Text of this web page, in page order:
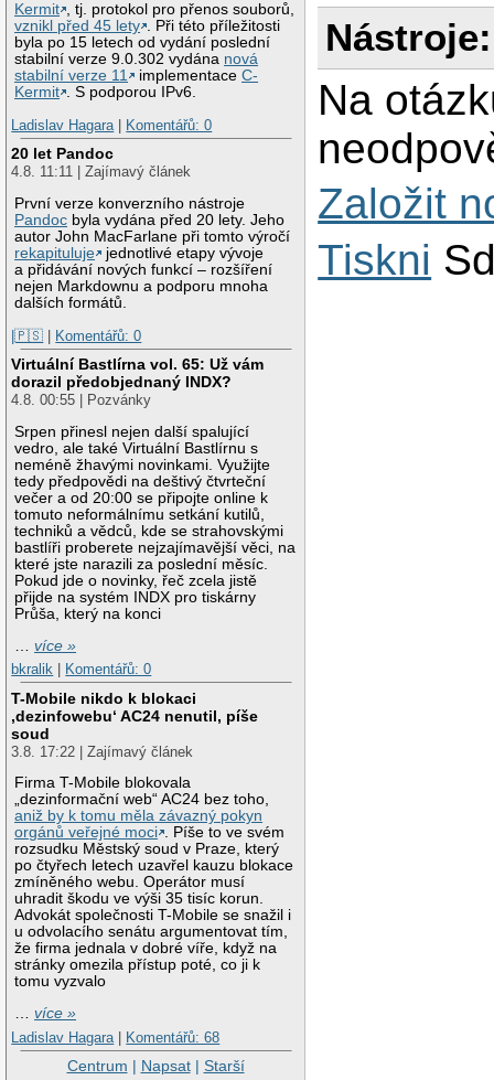
Kermit , tj. protokol pro přenos souborů,
vznikl před 45 lety . Při této příležitosti
byla po 15 letech od vydání poslední
stabilní verze 9.0.302 vydána nová
stabilní verze 11
implementaceC-
Kermit . S podporou IPv6.
Ladislav Hagara | Komentářů: 0
20 let Pandoc
4.8. 11:11 | Zajímavý článek
První verze konverzního nástroje
Pandoc byla vydána před 20 lety. Jeho
autor John MacFarlane při tomto výročí
rekapituluje
jednotlivé etapy vývoje
a přidávání nových funkcí – rozšíření
nejen Markdownu a podporu mnoha
dalších formátů.
|🇵🇸 | Komentářů: 0
Virtuální Bastlírna vol. 65: Už vám
dorazil předobjednaný INDX?
4.8. 00:55 | Pozvánky
Srpen přinesl nejen další spalující
vedro, ale také Virtuální Bastlírnu s
neméně žhavými novinkami. Využijte
tedy předpovědi na deštivý čtvrteční
večer a od 20:00 se připojte online k
tomuto neformálnímu setkání kutilů,
techniků a vědců, kde se strahovskými
bastlíři proberete nejzajímavější věci, na
které jste narazili za poslední měsíc.
Pokud jde o novinky, řeč zcela jistě
přijde na systém INDX pro tiskárny
Průša, který na konci
…více »
bkralik
Komentářů: 0
T-Mobile nikdo k blokaci
‚dezinfowebu‘ AC24 nenutil, píše
soud
3.8. 17:22 | Zajímavý článek
Firma T-Mobile blokovala
„dezinformační web“ AC24 bez toho,
aniž by k tomu měla závazný pokyn
orgánů veřejné moci . Píše to ve svém
rozsudku Městský soud v Praze, který
po čtyřech letech uzavřel kauzu blokace
zmíněného webu. Operátor musí
uhradit škodu ve výši 35 tisíc korun.
Advokát společnosti T-Mobile se snažil i
u odvolacího senátu argumentovat tím,
že firma jednala v dobré víře, když na
stránky omezila přístup poté, co ji k
tomu vyzvalo
…více »
Ladislav Hagara | Komentářů: 68
Centrum | Napsat| Starší
Nástroje:
Na
Založit
Tiskni